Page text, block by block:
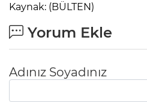
Kaynak: (BÜLTEN)
Yorum Ekle
Adınız Soyadınız